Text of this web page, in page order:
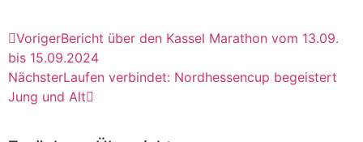
VorigerBericht über den Kassel Marathon vom 13.09.
bis 15.09.2024
NächsterLaufen verbindet: Nordhessencup begeistert
Jung und Alt